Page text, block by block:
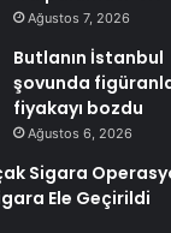
Ağustos 7, 2026
Butlanın İstanbul
şovunda
fiyakayı bozdu
Ağustos 6, 2026
Sigara
Ele Geçirildi